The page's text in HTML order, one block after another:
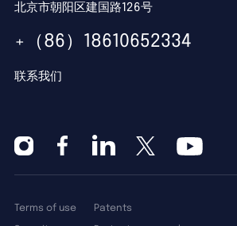
北京市朝阳区建国路126号
+（86）18610652334
联系我们
Terms of use Patents